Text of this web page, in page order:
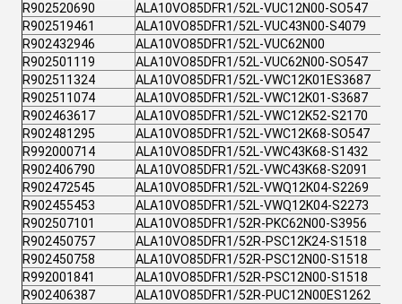
R902520690
ALA10VO85DFR1/52L-VUC12N00-SO547
R902519461
ALA10VO85DFR1/52L-VUC43N00-S4079
R902432946
ALA10VO85DFR1/52L-VUC62N00
R902501119
ALA10VO85DFR1/52L-VUC62N00-SO547
R902511324
ALA10VO85DFR1/52L-VWC12K01ES3687
R902511074
ALA10VO85DFR1/52L-VWC12K01-S3687
R902463617
ALA10VO85DFR1/52L-VWC12K52-S2170
R902481295
ALA10VO85DFR1/52L-VWC12K68-SO547
R992000714
ALA10VO85DFR1/52L-VWC43K68-S1432
R902406790
ALA10VO85DFR1/52L-VWC43K68-S2091
R902472545
ALA10VO85DFR1/52L-VWQ12K04-S2269
R902455453
ALA10VO85DFR1/52L-VWQ12K04-S2273
R902507101
ALA10VO85DFR1/52R-PKC62N00-S3956
R902450757
ALA10VO85DFR1/52R-PSC12K24-S1518
R902450758
ALA10VO85DFR1/52R-PSC12N00-S1518
R992001841
ALA10VO85DFR1/52R-PSC12N00-S1518
R902406387
ALA10VO85DFR1/52R-PUC12N00ES1262